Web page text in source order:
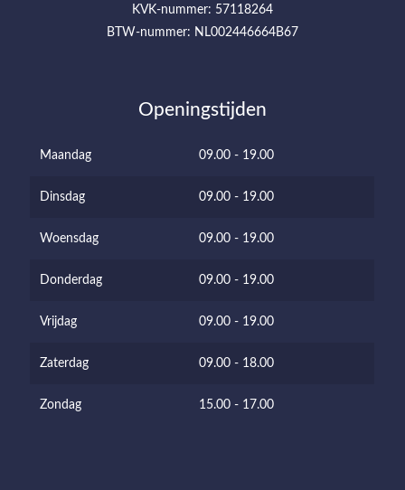
KVK-nummer: 57118264
BTW-nummer: NL002446664B67
Openingstijden
Maandag 09.00 - 19.00
Dinsdag 09.00 - 19.00
Woensdag 09.00 - 19.00
Donderdag 09.00 - 19.00
Vrijdag 09.00 - 19.00
Zaterdag 09.00 - 18.00
Zondag 15.00 - 17.00